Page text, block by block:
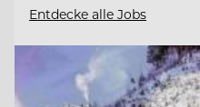
Entdecke alle Jobs